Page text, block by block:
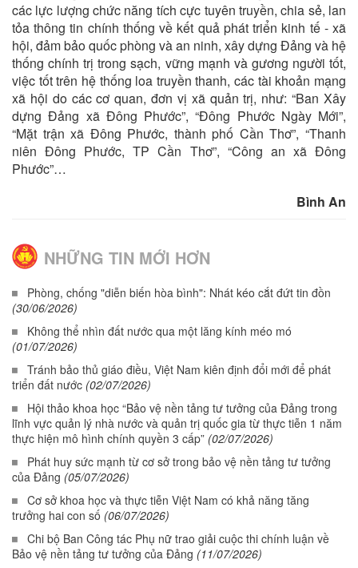
các lực lượng chức năng tích cực tuyên truyền, chia sẻ, lan
tỏa thông tin chính thống về kết quả phát triển kinh tế - xã
hội, đảm bảo quốc phòng và an ninh, xây dựng Đảng và hệ
thống chính trị trong sạch, vững mạnh và gương người tốt,
việc tốt trên hệ thống loa truyền thanh, các tài khoản mạng
xã hội do các cơ quan, đơn vị xã quản trị, như: “Ban Xây
dựng Đảng xã Đông Phước”, “Đông Phước Ngày Mới”,
“Mặt trận xã Đông Phước, thành phố Cần Thơ”, “Thanh
niên Đông Phước, TP Cần Thơ”, “Công an xã Đông
Phước”…
Bình An
NHỮNG TIN MỚI HƠN
Phòng, chống "diễn biến hòa bình": Nhát kéo cắt đứt tin đồn
(30/06/2026)
Không thể nhìn đất nước qua một lăng kính méo mó
(01/07/2026)
Tránh bảo thủ giáo điều, Việt Nam kiên định đổi mới để phát
triển đất nước (02/07/2026)
Hội thảo khoa học “Bảo vệ nền tảng tư tưởng của Đảng trong
lĩnh vực quản lý nhà nước và quản trị quốc gia từ thực tiễn 1 năm
thực hiện mô hình chính quyền 3 cấp” (02/07/2026)
Phát huy sức mạnh từ cơ sở trong bảo vệ nền tảng tư tưởng
của Đảng (05/07/2026)
Cơ sở khoa học và thực tiễn Việt Nam có khả năng tăng
trưởng hai con số (06/07/2026)
Chi bộ Ban Công tác Phụ nữ trao giải cuộc thi chính luận về
Bảo vệ nền tảng tư tưởng của Đảng (11/07/2026)